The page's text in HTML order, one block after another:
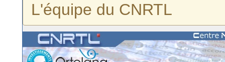
L'équipe du CNRTL